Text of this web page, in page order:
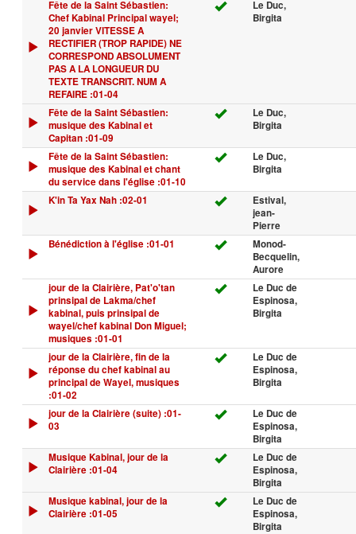
Fête de la Saint Sébastien:
Chef Kabinal Principal wayel;
20 janvier VITESSE A
RECTIFIER (TROP RAPIDE) NE
CORRESPOND ABSOLUMENT
PAS A LA LONGUEUR DU
TEXTE TRANSCRIT. NUM A
REFAIRE :01-04
Le Duc,
Birgita
Fête de la Saint Sébastien:
musique des Kabinal et
Capitan :01-09
Le Duc,
Birgita
Fête de la Saint Sébastien:
musique des Kabinal et chant
du service dans l'église :01-10
Le Duc,
Birgita
K'in Ta Yax Nah :02-01
Estival,
jean-
Pierre
Bénédiction à l'église :01-01
Monod-
Becquelin,
Aurore
jour de la Clairière, Pat'o'tan
prinsipal de Lakma/chef
kabinal, puis prinsipal de
wayel/chef kabinal Don Miguel;
musiques :01-01
Le Duc de
Espinosa,
Birgita
jour de la Clairière, fin de la
réponse du chef kabinal au
principal de Wayel, musiques
:01-02
Le Duc de
Espinosa,
Birgita
jour de la Clairière (suite) :01-
03
Le Duc de
Espinosa,
Birgita
Musique Kabinal, jour de la
Clairière :01-04
Le Duc de
Espinosa,
Birgita
Musique kabinal, jour de la
Clairière :01-05
Le Duc de
Espinosa,
Birgita